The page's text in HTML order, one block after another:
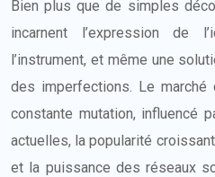
Bien plus que de simples
incarnent l’expression de
l’instrument, et même une
des imperfections. Le
constante mutation, influencé
actuelles, la popularité
et la puissance des réseaux